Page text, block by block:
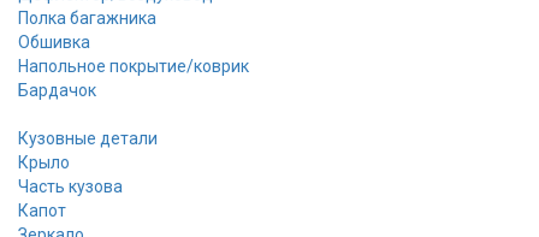
Полка багажника
Обшивка
Напольное покрытие/коврик
Бардачок
Кузовные детали
Крыло
Часть кузова
Капот